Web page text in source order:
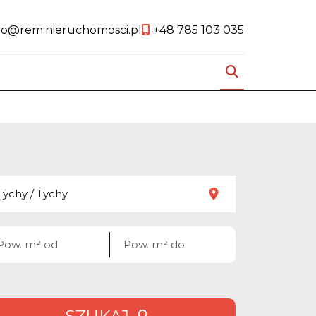
+48 785 103 035